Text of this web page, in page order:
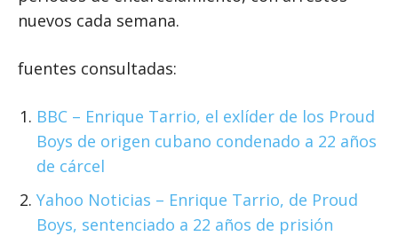
nuevos cada semana.
fuentes consultadas:
BBC – Enrique Tarrio, el exlíder de los Proud
Boys de origen cubano condenado a 22 años
de cárcel
Yahoo Noticias – Enrique Tarrio, de Proud
Boys, sentenciado a 22 años de prisión